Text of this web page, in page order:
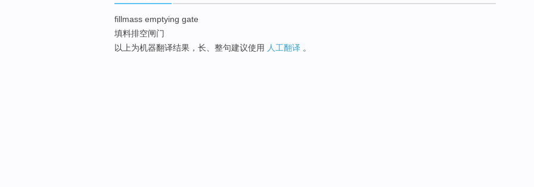
fillmass emptying gate
填料排空闸门
以上为机器翻译结果，长、整句建议使用 人工翻译 。